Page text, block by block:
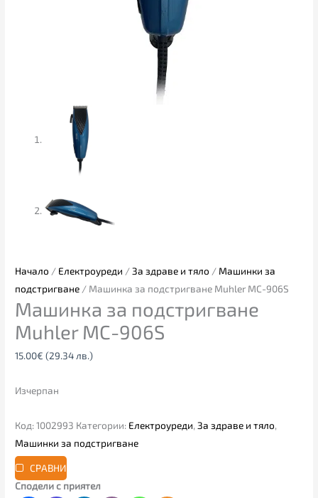
Начало / Електроуреди /За здраве и тяло / Машинки за
подстригване / Машинка за подстригване Muhler MC-906S
Машинка за подстригване
Muhler MC-906S
15.00€ (29.34 лв.)
Изчерпан
Код:1002993 Категории: Електроуреди,За здраве и тяло,
Машинки за подстригване
СРАВНИ
Сподели с приятел